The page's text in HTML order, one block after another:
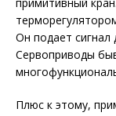
Он подает сигнал
Сервоприводы
Плюс к этому,